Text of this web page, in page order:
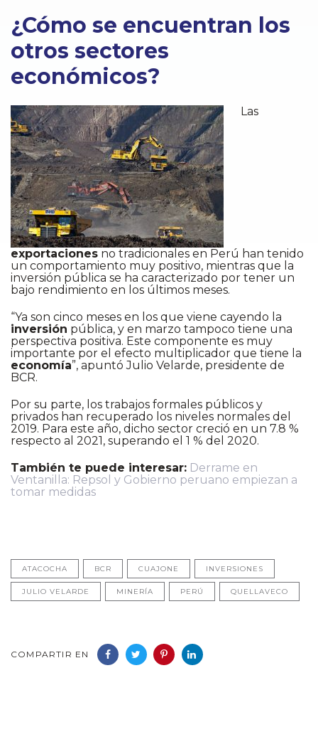
¿Cómo se encuentran los
otros sectores
económicos?
Las
exportaciones no tradicionales en Perú han tenido
un comportamiento muy positivo, mientras que la
inversión pública se ha caracterizado por tener un
bajo rendimiento en los últimos meses.
“Ya son cinco meses en los que viene cayendo la
inversión pública, y en marzo tampoco tiene una
perspectiva positiva. Este componente es muy
importante por el efecto multiplicador que tiene la
economía”, apuntó Julio Velarde, presidente de
BCR.
Por su parte, los trabajos formales públicos y
privados han recuperado los niveles normales del
2019. Para este año, dicho sector creció en un 7.8 %
respecto al 2021, superando el 1 % del 2020.
También te puede interesar: Derrame en
Ventanilla: Repsol y Gobierno peruano empiezan a
tomar medidas
ATACOCHA BCR CUAJONE INVERSIONES
JULIO VELARDE MINERÍA PERÚ QUELLAVECO
COMPARTIR EN